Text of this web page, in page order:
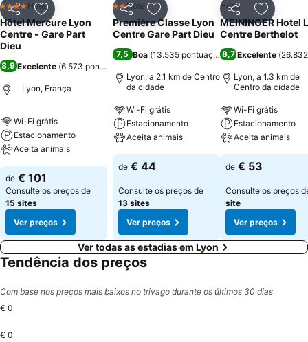
PartilharAdicionar aos favoritos
4 EstrelasHotel
Hôtel Mercure Lyon
Centre - Gare Part
Dieu
8,9 Excelente (6.573 pontuações
Lyon, França
Wi-Fi grátis
Estacionamento
Aceita animais
de € 101
Consulte os preços de
15 sites
Ver preços
PartilharAdicionar aos favoritos
2 Estrelas
Hotel
Première Classe Lyon
Centre Gare Part Dieu
7,5 Boa (13.535 pontuações)
Lyon, a 2.1 km de Centro
da cidade
Wi-Fi grátis
Estacionamento
Aceita animais
de € 44
Consulte os preços de
13 sites
Ver preços
Partilhar
Hotel
MEININGER Hotel
Centre Berthelot
8,7 Excelente (
Lyon, a 1.3 km de
Centro da cidade
Wi-Fi grátis
Estacionamento
Aceita animais
de € 53
Consulte os preços
site
Ver preços
Ver todas as estadias em Lyon
Tendência dos preços
Com base nos preços mais baixos no trivago durante os últimos 30 dias
€ 0
€ 0